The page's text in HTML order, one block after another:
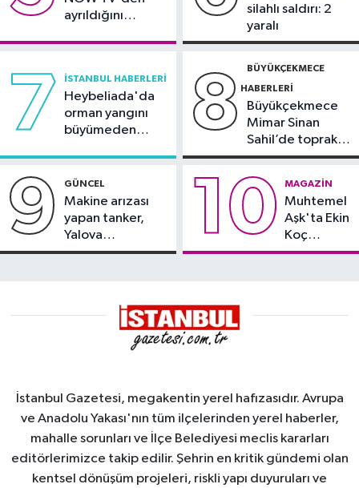
ayrıldığını
silahlı saldırı: 2
yaralı
7 İSTANBUL HABERLERI
Heybeliada'da
orman yangını
büyümeden
8 BÜYÜKÇEKMECE
HABERLERI
Büyükçekmece
Mimar Sinan
Sahil’de toprak
kayması
9 GÜNCEL
Makine arızası
yapan tanker,
Yalova
Demirleme
10 MAGAZIN
Muhtemel
Aşk'ta Ekin
Koç
damgası
İstanbul Gazetesi, megakentin yerel hafızasıdır. Avrupa
ve Anadolu Yakası'nın tüm ilçelerinden yerel haberler,
mahalle sorunları ve İlçe Belediyesi meclis kararları
editörlerimizce takip edilir. Şehrin en kritik gündemi olan
kentsel dönüşüm projeleri, riskli yapı duyuruları ve